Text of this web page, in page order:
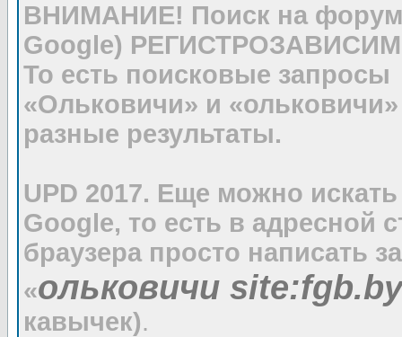
ВНИМАНИЕ! Поиск на
Google)
То есть поисковые запросы
«Ольковичи» и «ольковичи»
разные результаты.
UPD 2017. Еще можно искать
Google, то есть в адресной
браузера просто написать
«ольковичи site:fgb.by
кавычек).